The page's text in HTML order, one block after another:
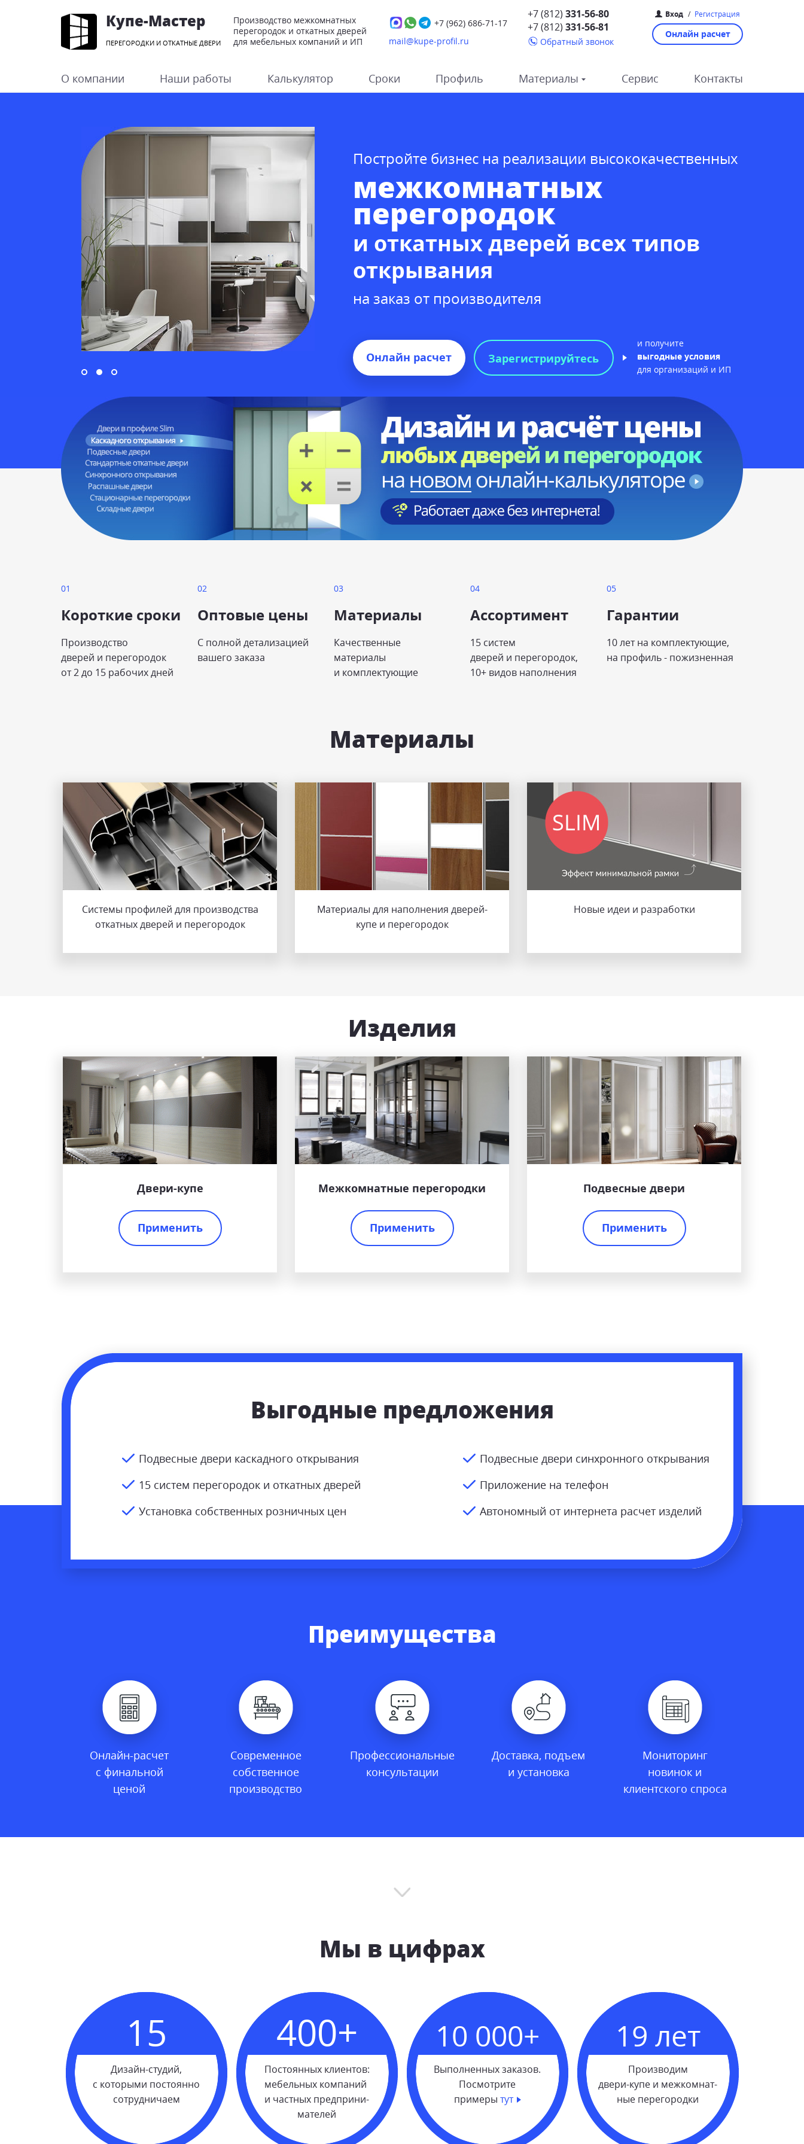
Купе-Мастер
ПЕРЕГОРОДКИ И ОТКАТНЫЕ ДВЕРИ
Производство межкомнатных
перегородок и откатных дверей
для мебельных компаний и ИП
+7 (962) 686-71-17
+7 (812) 331-56-80
+7 (812) 331-56-81
mail@kupe-profil.ru Обратный звонок
Онлайн расчет
Вход / Регистрация
О компании Наши работы Калькулятор Сроки Профиль Материалы Сервис Контакты
Постройте бизнес на реализации высококачественных
межкомнатных
перегородок
и откатных дверей всех типов
открывания
на заказ от производителя
Онлайн расчет Зарегистрируйтесь
и получите
выгодные условия
для организаций и ИП
Короткие сроки
Производство
дверей и перегородок
от 2 до 15 рабочих дней
Оптовые цены
С полной детализацией
вашего заказа
Материалы
Качественные
материалы
и комплектующие
Ассортимент
15 систем
дверей и перегородок,
10+ видов наполнения
Гарантии
10 лет на комплектующие,
на профиль - пожизненная
Материалы
Системы профилей для производства
откатных дверей и перегородок
Материалы для наполнения дверей-
купе и перегородок
Новые идеи и разработки
Изделия
Двери-купе
Применить
Межкомнатные перегородки
Применить
Подвесные двери
Применить
Выгодные предложения
Подвесные двери каскадного открывания
Подвесные двери синхронного открывания
15 систем перегородок и откатных дверей
Приложение на телефон
Установка собственных розничных цен
Автономный от интернета расчет изделий
Преимущества
Онлайн-расчет
с финальной
ценой
Современное
собственное
производство
Профессиональные
консультации
Доставка, подъем
и установка
Мониторинг
новинок и
клиентcкого спроса
Мы в цифрах
15
Дизайн-студий,
с которыми постоянно
сотрудничаем
400+
Постоянных клиентов:
мебельных компаний
и частных предприни-
мателей
10 000+
Выполненных заказов.
Посмотрите
примеры тут
19 лет
Производим
двери-купе и межкомнат-
ные перегородки